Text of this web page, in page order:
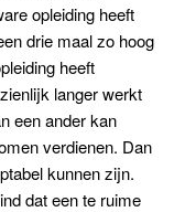
opleiding heeft
drie maal zo hoog
heeft
langer werkt
een ander kan
verdienen. Dan
kunnen zijn.
dat een te ruime